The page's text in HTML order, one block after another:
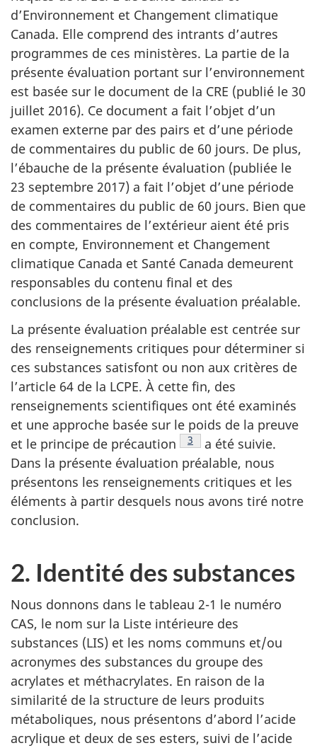
d’Environnement et Changement climatique
Canada. Elle comprend des intrants d’autres
programmes de ces ministères. La partie de la
présente évaluation portant sur l’environnement
est basée sur le document de la CRE (publié le 30
juillet 2016). Ce document a fait l’objet d’un
examen externe par des pairs et d’une période
de commentaires du public de 60 jours. De plus,
l’ébauche de la présente évaluation (publiée le
23 septembre 2017) a fait l’objet d’une période
de commentaires du public de 60 jours. Bien que
des commentaires de l’extérieur aient été pris
en compte, Environnement et Changement
climatique Canada et Santé Canada demeurent
responsables du contenu final et des
conclusions de la présente évaluation préalable.
La présente évaluation préalable est centrée sur
des renseignements critiques pour déterminer si
ces substances satisfont ou non aux critères de
l’article 64 de la LCPE. À cette fin, des
renseignements scientifiques ont été examinés
et une approche basée sur le poids de la preuve
et le principe de précaution
Note de bas de page
3
a été suivie.
Dans la présente évaluation préalable, nous
présentons les renseignements critiques et les
éléments à partir desquels nous avons tiré notre
conclusion.
2. Identité des substances
Nous donnons dans le tableau 2-1 le numéro
CAS, le nom sur la Liste intérieure des
substances (LIS) et les noms communs et/ou
acronymes des substances du groupe des
acrylates et méthacrylates. En raison de la
similarité de la structure de leurs produits
métaboliques, nous présentons d’abord l’acide
acrylique et deux de ses esters, suivi de l’acide